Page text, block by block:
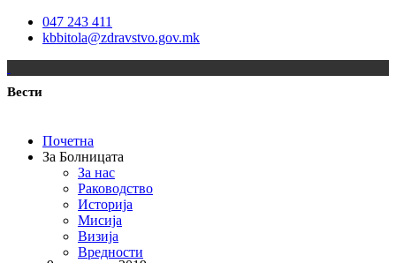
047 243 411
kbbitola@zdravstvo.gov.mk
Почетна
За Болницата
За нас
Раководство
Историја
Мисија
Визија
Вредности
Вести